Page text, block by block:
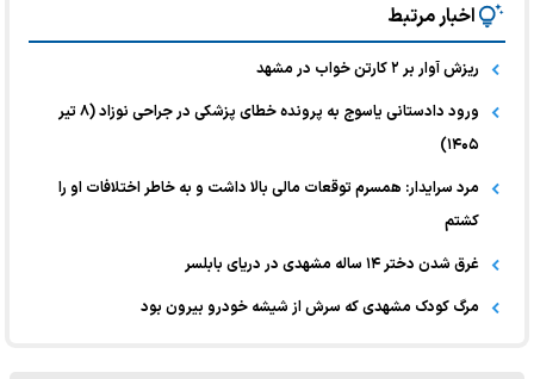
اخبار مرتبط
ریزش آوار بر ۲ کارتن خواب در مشهد
ورود دادستانی یاسوج به پرونده خطای پزشکی در جراحی نوزاد (۸ تیر
۱۴۰۵)
مرد سرایدار: همسرم توقعات مالی بالا داشت و به خاطر اختلافات او را
کشتم
غرق شدن دختر ۱۴ ساله مشهدی در دریای بابلسر
مرگ کودک مشهدی که سرش از شیشه خودرو بیرون بود